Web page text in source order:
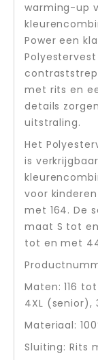
warming-up
Power een
met rits en
details
uitstraling.
Het
is
voor
met 164. De
maat S tot
tot en met
Maten: 116
4XL
Materiaal:
Sluiting: Rits